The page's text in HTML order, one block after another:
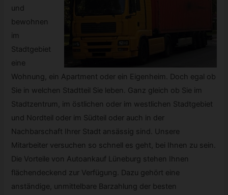
und
bewohnen
im
Stadtgebiet
eine
Wohnung, ein Apartment oder ein Eigenheim. Doch egal ob
Sie in welchen Stadtteil Sie leben. Ganz gleich ob Sie im
Stadtzentrum, im östlichen oder im westlichen Stadtgebiet
und Nordteil oder im Südteil oder auch in der
Nachbarschaft Ihrer Stadt ansässig sind. Unsere
Mitarbeiter versuchen so schnell es geht, bei Ihnen zu sein.
Die Vorteile von Autoankauf Lüneburg stehen Ihnen
flächendeckend zur Verfügung. Dazu gehört eine
anständige, unmittelbare Barzahlung der besten